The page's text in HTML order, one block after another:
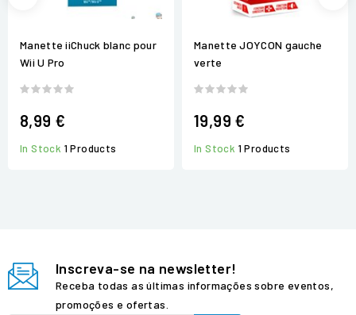
Manette iiChuck blanc pour
Wii U Pro
8,99 €
In Stock 1 Products
Manette JOYCON gauche
verte
19,99 €
In Stock 1 Products
Inscreva-se na newsletter!
Receba todas as últimas informações sobre eventos,
promoções e ofertas.